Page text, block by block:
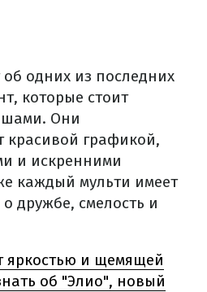
одних из последних
которые стоит
Они
красивой графикой,
и искренними
каждый мульти имеет
дружбе, смелость и
яркостью и щемящей
об "Элио", новый